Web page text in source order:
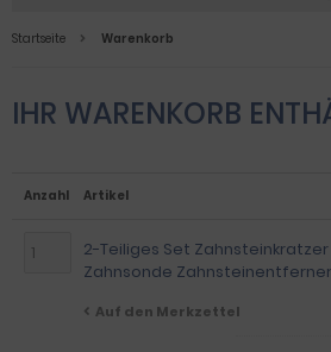
Startseite Warenkorb
IHR WARENKORB
Anzahl Artikel
2-Teiliges Set
Zahnsonde Zahnsteinentferner
Auf den Merkzettel